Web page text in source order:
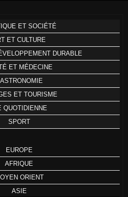
ET SOCIÉTÉ
ET CULTURE
DURABLE
ET MÉDECINE
ET TOURISME
QUOTIDIENNE
SPORT
EUROPE
AFRIQUE
ORIENT
ASIE